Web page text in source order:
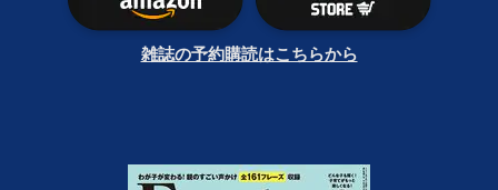
雑誌の予約購読はこちらから